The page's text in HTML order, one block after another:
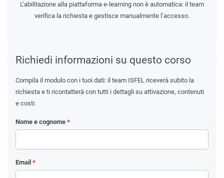
Richiedi informazioni su questo corso
Compila il modulo con i tuoi dati: il team ISFEL riceverà subito la
richiesta e ti ricontatterà con tutti i dettagli su attivazione, contenuti
e costi.
Nome e cognome *
Email *
L’abilitazione alla piattaforma e-learning non è automatica: il team
verifica la richiesta e gestisce manualmente l’accesso.